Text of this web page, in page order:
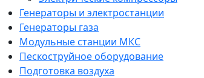
Генераторы и электростанции
Генераторы газа
Модульные станции МКС
Пескоструйное оборудование
Подготовка воздуха